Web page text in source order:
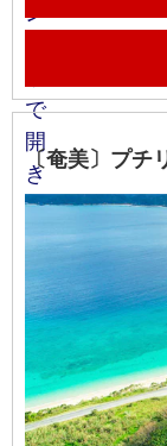
〔奄美〕プチ